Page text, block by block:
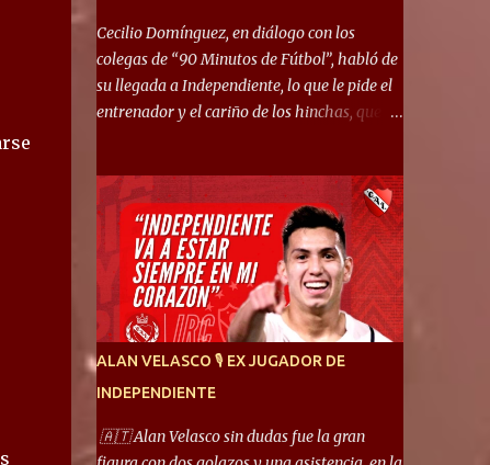
Cecilio Domínguez, en diálogo con los
colegas de “90 Minutos de Fútbol”, habló de
su llegada a Independiente, lo que le pide el
entrenador y el cariño de los hinchas, que se
ayuda a que me adapte rápidamente, soy un
hombre alegre y abierto. Creo que lo estoy
haciendo muy bien. Cuando llegué, llegué a
un Independiente que juega muy dinámico y
me gusta mucho. Me favorece por la forma
de jugar mía y eso también ayudó a que me
adapte”. “Me siento mejor por izquierda,
pero me gusta mucho jugar de 9, y juego sin
problemas por derecha también. Jugar de 9
y de extremo por izquierda es diferente. A mi
me gusta jugar por fuera, porque tengo mas
ALAN VELASCO 🎙 EX JUGADOR DE
INDEPENDIENTE
🇦🇹 Alan Velasco sin dudas fue la gran